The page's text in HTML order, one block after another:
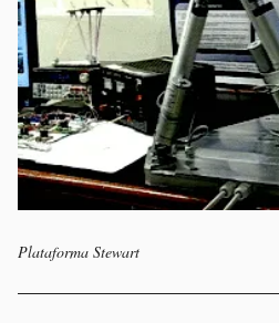
Plataforma Stewart